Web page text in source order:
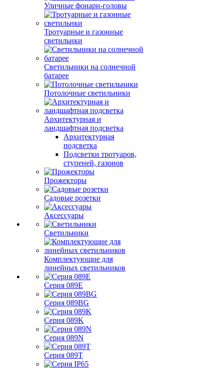
Уличные фонари-головы
Тротуарные и газонные
светильнки
Светильники на солнечной
батарее
Потолочные светильники
Архитектурная и
ландшафтная подсветка
Архитектурная
подсветка
Подсветки тротуаров,
ступеней, газонов
Прожекторы
Садовые розетки
Аксессуары
Светильники
Комплектующие для
линейных светильников
Серия 089E
Серия 089BG
Серия 089K
Серия 089N
Серия 089T